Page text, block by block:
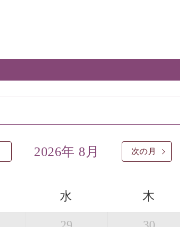
2026年 8月 次の月
水 木